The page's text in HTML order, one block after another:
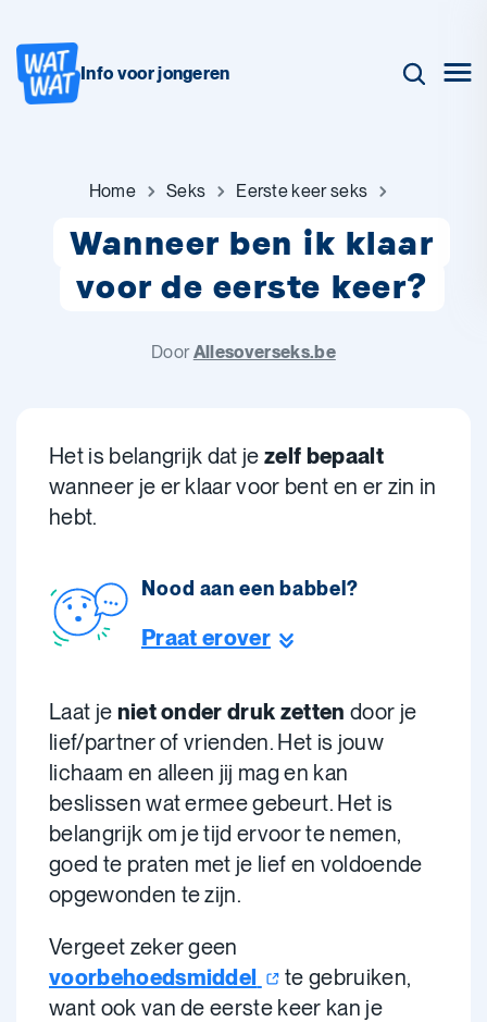
Info voor jongeren
Home Seks Eerste keer seks
Wanneer ben ik klaar
voor de eerste keer?
DoorAllesoverseks.be
Het is belangrijk dat je zelf bepaalt
wanneer je er klaar voor bent en er zin in
hebt.
Nood aan een babbel?
Praat erover
Laat je niet onder druk zetten door je
lief/partner of vrienden. Het is jouw
lichaam en alleen jij mag en kan
beslissen wat ermee gebeurt. Het is
belangrijk om je tijd ervoor te nemen,
goed te praten met je lief en voldoende
opgewonden te zijn.
Vergeet zeker geen
voorbehoedsmiddel
te gebruiken,
want ook van de eerste keer kan je